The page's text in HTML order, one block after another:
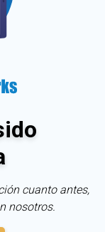
cuanto antes,
nosotros.